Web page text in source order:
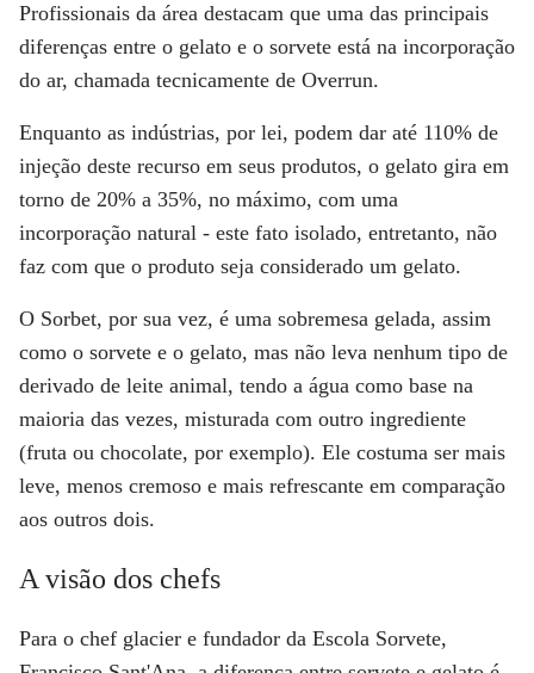
Profissionais da área destacam que uma das principais
diferenças entre o gelato e o sorvete está na incorporação
do ar, chamada tecnicamente de Overrun.
Enquanto as indústrias, por lei, podem dar até 110% de
injeção deste recurso em seus produtos, o gelato gira em
torno de 20% a 35%, no máximo, com uma
incorporação natural - este fato isolado, entretanto, não
faz com que o produto seja considerado um gelato.
O Sorbet, por sua vez, é uma sobremesa gelada, assim
como o sorvete e o gelato, mas não leva nenhum tipo de
derivado de leite animal, tendo a água como base na
maioria das vezes, misturada com outro ingrediente
(fruta ou chocolate, por exemplo). Ele costuma ser mais
leve, menos cremoso e mais refrescante em comparação
aos outros dois.
A visão dos chefs
Para o chef glacier e fundador da Escola Sorvete,